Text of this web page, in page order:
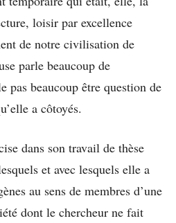
loisir par excellence
de notre civilisation de
parle beaucoup de
pas beaucoup être question de
a côtoyés.
dans son travail de thèse
et avec lesquels elle a
au sens de membres d’une
dont le chercheur ne fait